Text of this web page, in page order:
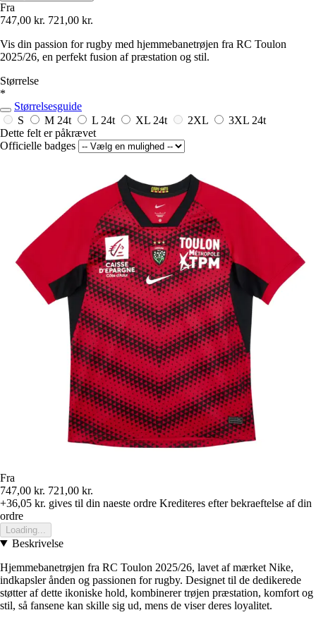
Fra
747,00 kr. 721,00 kr.
Vis din passion for rugby med hjemmebanetrøjen fra RC Toulon
2025/26, en perfekt fusion af præstation og stil.
Størrelse
*
Størrelsesguide
S
M 24t L 24t XL 24t 2XL 3XL 24t
Dette felt er påkrævet
Officielle badges
Fra
747,00 kr. 721,00 kr.
+36,05 kr. gives til din naeste ordre Krediteres efter bekraeftelse af din
ordre
Loading...
Beskrivelse
Hjemmebanetrøjen fra RC Toulon 2025/26, lavet af mærket Nike,
indkapsler ånden og passionen for rugby. Designet til de dedikerede
støtter af dette ikoniske hold, kombinerer trøjen præstation, komfort og
stil, så fansene kan skille sig ud, mens de viser deres loyalitet.